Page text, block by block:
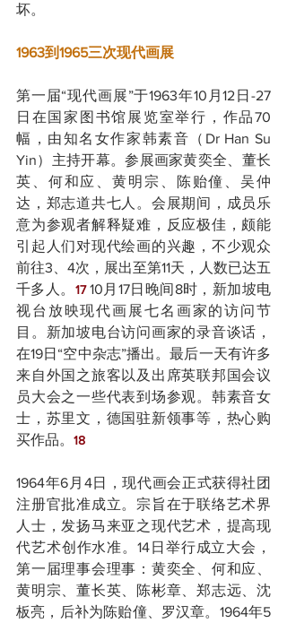
坏。
1963到1965三次现代画展
第一届“现代画展”于1963年10月12日-27
日在国家图书馆展览室举行，作品70
幅，由知名女作家韩素音（Dr Han Su
Yin）主持开幕。参展画家黄奕全、董长
英、何和应、黄明宗、陈贻僮、吴仲
达，郑志道共七人。会展期间，成员乐
意为参观者解释疑难，反应极佳，颇能
引起人们对现代绘画的兴趣，不少观众
前往3、4次，展出至第11天，人数已达五
千多人。 17 10月17日晚间8时，新加坡电
视台放映现代画展七名画家的访问节
目。新加坡电台访问画家的录音谈话，
在19日“空中杂志”播出。最后一天有许多
来自外国之旅客以及出席英联邦国会议
员大会之一些代表到场参观。韩素音女
士，苏里文，德国驻新领事等，热心购
买作品。 18
1964年6月4日，现代画会正式获得社团
注册官批准成立。宗旨在于联络艺术界
人士，发扬马来亚之现代艺术，提高现
代艺术创作水准。14日举行成立大会，
第一届理事会理事：黄奕全、何和应、
黄明宗、董长英、陈彬章、郑志远、沈
板亮，后补为陈贻僮、罗汉章。1964年5